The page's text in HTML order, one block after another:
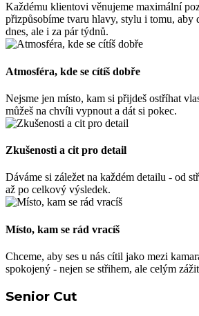
Každému klientovi věnujeme maximální
přizpůsobíme tvaru hlavy, stylu i tomu, aby
dnes, ale i za pár týdnů.
Atmosféra, kde se cítíš dobře
Nejsme jen místo, kam si přijdeš ostříhat
můžeš na chvíli vypnout a dát si pokec.
Zkušenosti a cit pro detail
Dáváme si záležet na každém detailu - od
až po celkový výsledek.
Místo, kam se rád vracíš
Chceme, aby ses u nás cítil jako mezi
spokojený - nejen se střihem, ale celým
Senior Cut